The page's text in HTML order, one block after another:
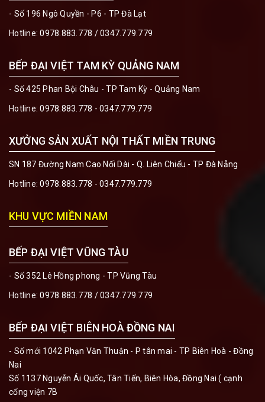
- Số 196 Ngô Quyền - P6 - TP Đà Lạt
Hotline:0978.883.778 /0347.779.779
BẾP ĐẠI VIỆT TAM KỲ QUẢNG NAM
- Số 425 Phan Bội Châu - TP Tam Kỳ - Quảng Nam
Hotline:0978.883.778 - 0347.779.779
XƯỞNG SẢN XUẤT NỘI THẤT MIỀN TRUNG
SN 187 Đường Nam Cao Nối Dài - Q. Liên Chiểu - TP Đà Nẵng
Hotline:0978.883.778 - 0347.779.779
KHU VỰC MIỀN NAM
BẾP ĐẠI VIỆT VŨNG TÀU
- Số 352 Lê Hồng phong - TP Vũng Tàu
Hotline:0978.883.778 / 0347.779.779
BẾP ĐẠI VIỆT BIÊN HOÀ ĐỒNG NAI
- Số mới 1042 Phạn Văn Thuận - P tân mai - TP Biên Hoà - Đồng
Nai
Số 1137 Nguyễn Ái Quốc, Tân Tiến, Biên Hòa, Đồng Nai ( cạnh
cổng viện 7B